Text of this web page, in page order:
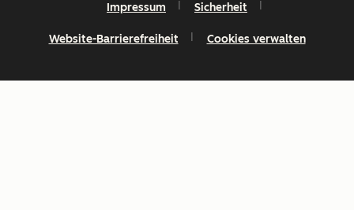
Impressum Sicherheit
Website-Barrierefreiheit Cookies verwalten